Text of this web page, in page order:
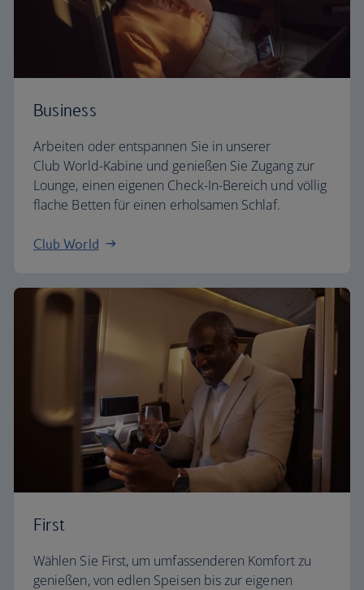
Business
Arbeiten oder entspannen Sie in unserer
Club World-Kabine und genießen Sie Zugang zur
Lounge, einen eigenen Check-In-Bereich und völlig
flache Betten für einen erholsamen Schlaf.
Club World
First
Wählen Sie First, um umfassenderen Komfort zu
genießen, von edlen Speisen bis zur eigenen